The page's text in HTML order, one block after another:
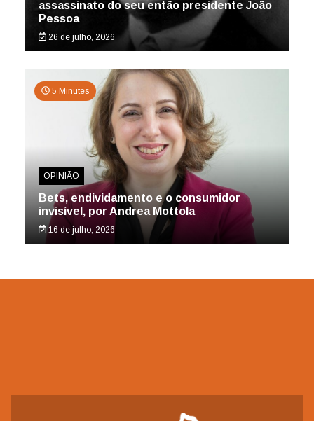
assassinato do seu então presidente João
Pessoa
26 de julho, 2026
5 Minutes
OPINIÃO
Bets, endividamento e o consumidor
invisível, por Andrea Mottola
16 de julho, 2026